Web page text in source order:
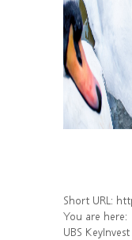
Short URL:
You are here:
UBS